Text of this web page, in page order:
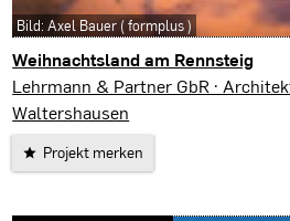
Weihnachtsland am Rennsteig
Lauscha
Lehrmann & Partner GbR ·
Waltershausen
Projekt merken
Bild: Axel Bauer ( formplus )